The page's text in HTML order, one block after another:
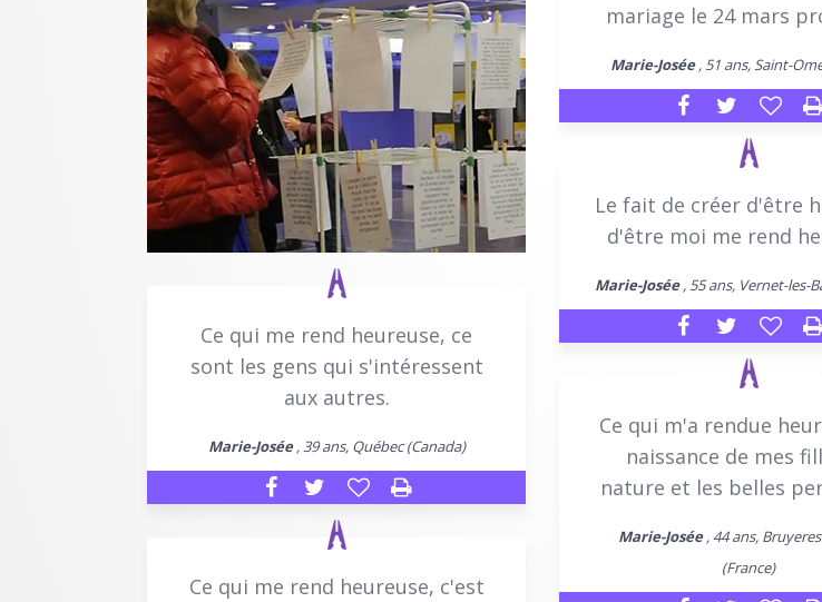
mariage le 24 mars
Marie-Josée, 51 ans, Saint-
Le fait de créer d'être
d'être moi me rend
Marie-Josée, 55 ans, Vernet-les-
Ce qui me rend heureuse, ce
sont les gens qui s'intéressent
aux autres.
Marie-Josée, 39 ans, Québec (Canada)
Ce qui m'a rendue
naissance de mes
nature et les belles
Marie-Josée, 44 ans,
(France)
Ce qui me rend heureuse, c'est